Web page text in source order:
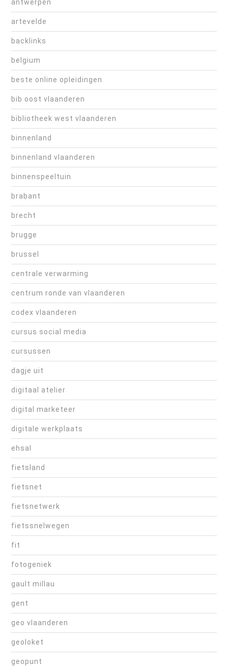
antwerpen
artevelde
backlinks
belgium
beste online opleidingen
bib oost vlaanderen
bibliotheek west vlaanderen
binnenland
binnenland vlaanderen
binnenspeeltuin
brabant
brecht
brugge
brussel
centrale verwarming
centrum ronde van vlaanderen
codex vlaanderen
cursus social media
cursussen
dagje uit
digitaal atelier
digital marketeer
digitale werkplaats
ehsal
fietsland
fietsnet
fietsnetwerk
fietssnelwegen
fit
fotogeniek
gault millau
gent
geo vlaanderen
geoloket
geopunt